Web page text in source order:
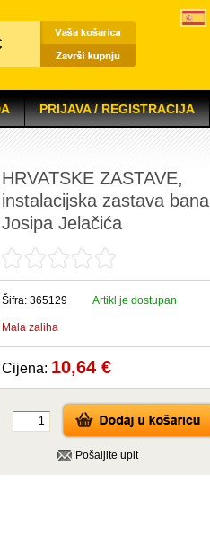
PRIJAVA / REGISTRACIJA
HRVATSKE ZASTAVE,
instalacijska zastava bana
Josipa Jelačića
Šifra: 365129 Artikl je dostupan
Mala zaliha
Cijena: 10,64 €
Pošaljite upit